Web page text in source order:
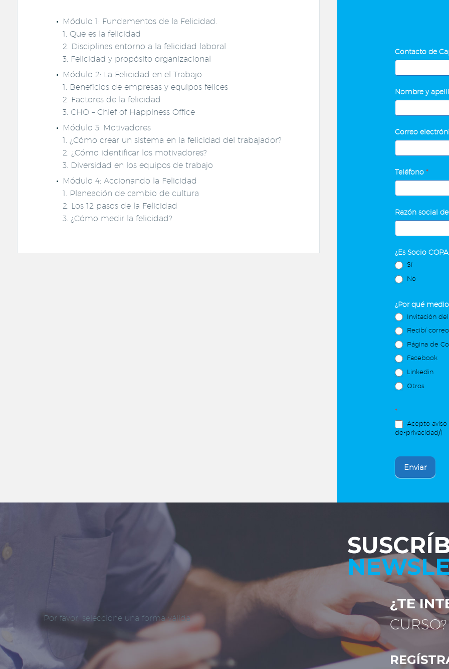
Módulo 1: Fundamentos de la Felicidad.
1. Que es la felicidad
2. Disciplinas entorno a la felicidad laboral
3. Felicidad y propósito organizacional
Módulo 2: La Felicidad en el Trabajo
1. Beneficios de empresas y equipos felices
2. Factores de la felicidad
3. CHO – Chief of Happiness Office
Módulo 3: Motivadores
1. ¿Cómo crear un sistema en la felicidad del trabajador?
2. ¿Cómo identificar los motivadores?
3. Diversidad en los equipos de trabajo
Módulo 4: Accionando la Felicidad
1. Planeación de cambio de cultura
2. Los 12 pasos de la Felicidad
3. ¿Cómo medir la felicidad?
Mantén
la
Motivación
del
Equipo
Contacto de
de
Nombre y
Correo
Teléfono *
Razón social
¿Es Socio
Sí
No
¿Por qué
Invitación
Recibí
Página de
Facebook
Linkedin
Otros
*
Acepto
de-privacidad/)
Enviar
Por favor, seleccione una forma válida
¿TE
CURSO?